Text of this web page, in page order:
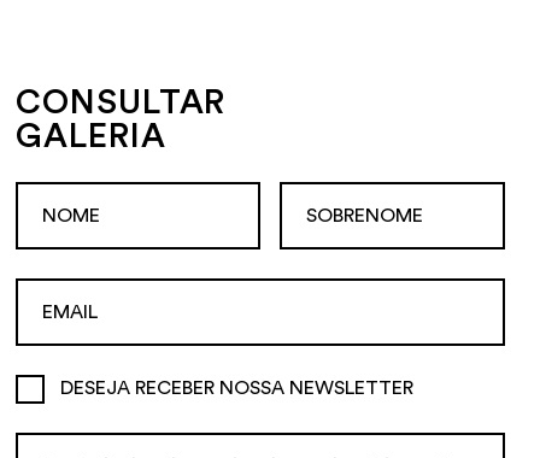
CONSULTAR
GALERIA
DESEJA RECEBER NOSSA NEWSLETTER